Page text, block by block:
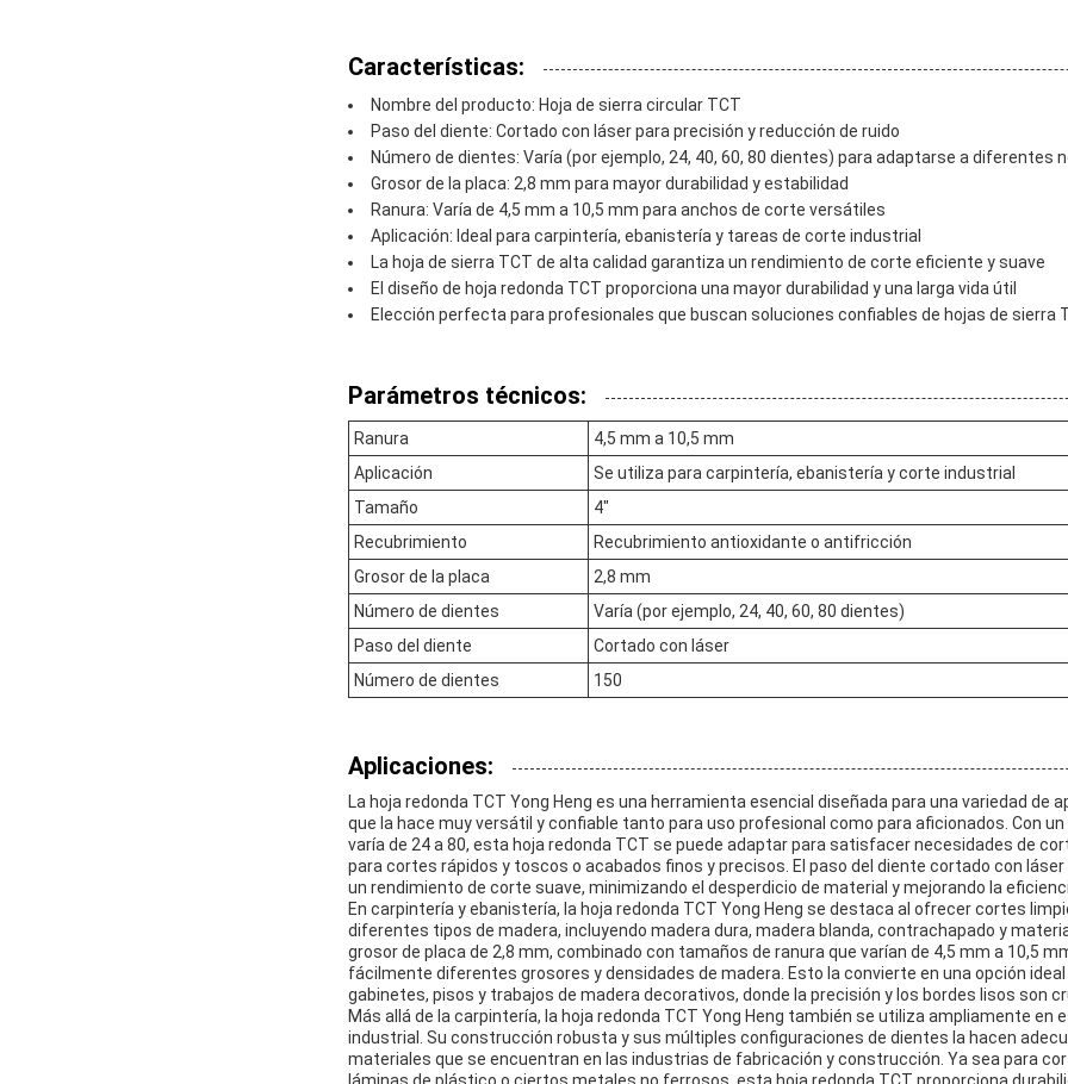
Características:
Nombre del producto: Hoja de sierra circular TCT
Paso del diente: Cortado con láser para precisión y reducción de ruido
Número de dientes: Varía (por ejemplo, 24, 40, 60, 80 dientes) para adaptarse a diferentes
Grosor de la placa: 2,8 mm para mayor durabilidad y estabilidad
Ranura: Varía de 4,5 mm a 10,5 mm para anchos de corte versátiles
Aplicación: Ideal para carpintería, ebanistería y tareas de corte industrial
La hoja de sierra TCT de alta calidad garantiza un rendimiento de corte eficiente y suave
El diseño de hoja redonda TCT proporciona una mayor durabilidad y una larga vida útil
Elección perfecta para profesionales que buscan soluciones confiables de hojas de sierra
Parámetros técnicos:
Ranura
4,5 mm a 10,5 mm
Aplicación
Se utiliza para carpintería, ebanistería y corte industrial
Tamaño
4"
Recubrimiento
Recubrimiento antioxidante o antifricción
Grosor de la placa
2,8 mm
Número de dientes
Varía (por ejemplo, 24, 40, 60, 80 dientes)
Paso del diente
Cortado con láser
Número de dientes
150
Aplicaciones:
La hoja redonda TCT Yong Heng es una herramienta esencial diseñada para una variedad de
que la hace muy versátil y confiable tanto para uso profesional como para aficionados. Con
varía de 24 a 80, esta hoja redonda TCT se puede adaptar para satisfacer necesidades de
para cortes rápidos y toscos o acabados finos y precisos. El paso del diente cortado con
un rendimiento de corte suave, minimizando el desperdicio de material y mejorando la
En carpintería y ebanistería, la hoja redonda TCT Yong Heng se destaca al ofrecer cortes
diferentes tipos de madera, incluyendo madera dura, madera blanda, contrachapado y
grosor de placa de 2,8 mm, combinado con tamaños de ranura que varían de 4,5 mm a 10,5
fácilmente diferentes grosores y densidades de madera. Esto la convierte en una opción
gabinetes, pisos y trabajos de madera decorativos, donde la precisión y los bordes lisos son
Más allá de la carpintería, la hoja redonda TCT Yong Heng también se utiliza ampliamente en
industrial. Su construcción robusta y sus múltiples configuraciones de dientes la hacen
materiales que se encuentran en las industrias de fabricación y construcción. Ya sea para